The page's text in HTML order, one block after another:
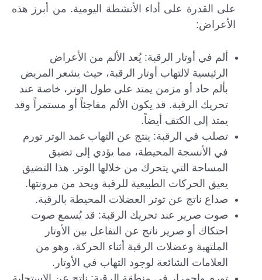
على القدرة على أداء الأنشطة اليومية. من أبرز هذه
الأعراض:
ألم في أوتار الرقبة: يُعد الألم من الأعراض
الرئيسية لالتهاب أوتار الرقبة، حيث يشعر المريض
بألم حاد أو مزمن يمتد على طول الوتر، خاصة عند
تحريك الرقبة. قد يكون الألم مفاجئاً أو مستمراً وقد
يمتد إلى الكتف أيضاً.
تصلب في الرقبة: ينتج عن التهاب غمد الوتر تورم
في الأنسجة المحيطة، مما يؤدي إلى تضيق
المساحة التي يتحرك من خلالها الوتر. هذا التضيق
يعيق الحركات الطبيعية للرقبة ويحد من مرونتها.
صداع ناتج عن توتر العضلات المحيطة بالرقبة.
صوت صرير عند تحريك الرقبة: قد يُسمع صوت
احتكاك أو صرير ناتج عن التفاعل بين الأوتار
الملتهبة وعضلات الرقبة أثناء الحركة، وهو من
العلامات الشائعة لوجود التهاب في الأوتار.